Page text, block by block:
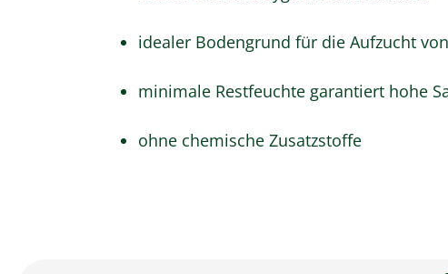
idealer Bodengrund für die Aufzucht
minimale Restfeuchte garantiert hohe
ohne chemische Zusatzstoffe